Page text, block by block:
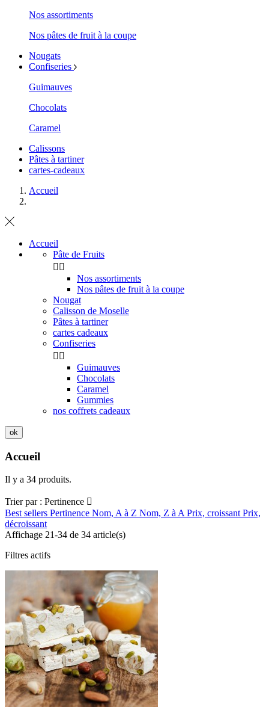
Nos assortiments
Nos pâtes de fruit à la coupe
Nougats
Confiseries
Guimauves
Chocolats
Caramel
Calissons
Pâtes à tartiner
cartes-cadeaux
Accueil
Accueil
Pâte de Fruits
 
Nos assortiments
Nos pâtes de fruit à la coupe
Nougat
Calisson de Moselle
Pâtes à tartiner
cartes cadeaux
Confiseries
 
Guimauves
Chocolats
Caramel
Gummies
nos coffrets cadeaux
ok
Accueil
Il y a 34 produits.
Trier par : Pertinence 
Best sellers Pertinence Nom, A à Z Nom, Z à APrix, croissantPrix,
décroissant
Affichage 21-34 de 34 article(s)
Filtres actifs